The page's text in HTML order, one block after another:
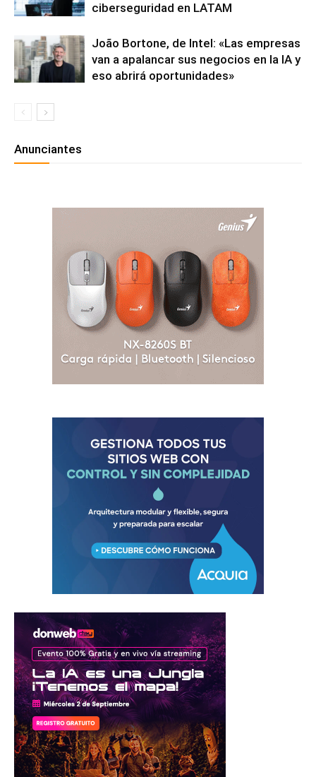
ciberseguridad en LATAM
João Bortone, de Intel: «Las empresas
van a apalancar sus negocios en la IA y
eso abrirá oportunidades»
Anunciantes